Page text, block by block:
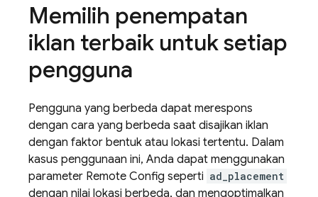
Memilih penempatan
iklan terbaik untuk setiap
pengguna
Pengguna yang berbeda dapat merespons
dengan cara yang berbeda saat disajikan iklan
dengan faktor bentuk atau lokasi tertentu. Dalam
kasus penggunaan ini, Anda dapat menggunakan
parameter Remote Config seperti ad_placement
dengan nilai lokasi berbeda, dan mengoptimalkan